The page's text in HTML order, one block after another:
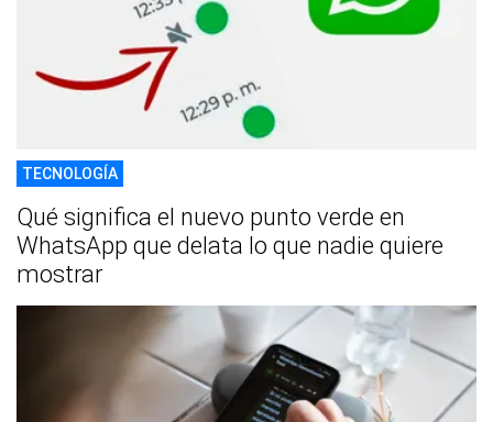
TECNOLOGÍA
Qué significa el nuevo punto verde en
WhatsApp que delata lo que nadie quiere
mostrar